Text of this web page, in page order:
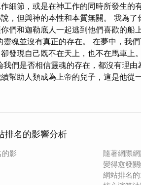
細節，或是在神工作的同時所發生的
，但與神的本性和本質無關。 我為
們和迦勒底人一起逃到他們喜歡的船
魂並沒有真正的存在。 在夢中，我
發現自己既不在天上，也不在馬車上
們是否相信靈魂的存在，都沒有理
幫助人類成為上帝的兒子，這是他從
排名的影響分析
影
隨著網際
變得愈發
網站排名